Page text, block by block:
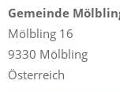
Gemeinde
Mölbling 16
9330 Mölbling
Österreich